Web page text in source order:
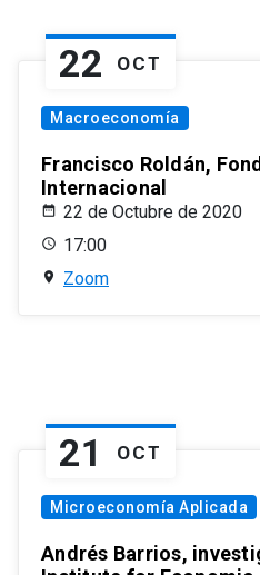
22 OCT
Macroeconomía
Francisco Roldán,
Internacional
22 de Octubre de 2020
17:00
Zoom
21 OCT
Microeconomía Aplicada
Andrés Barrios,